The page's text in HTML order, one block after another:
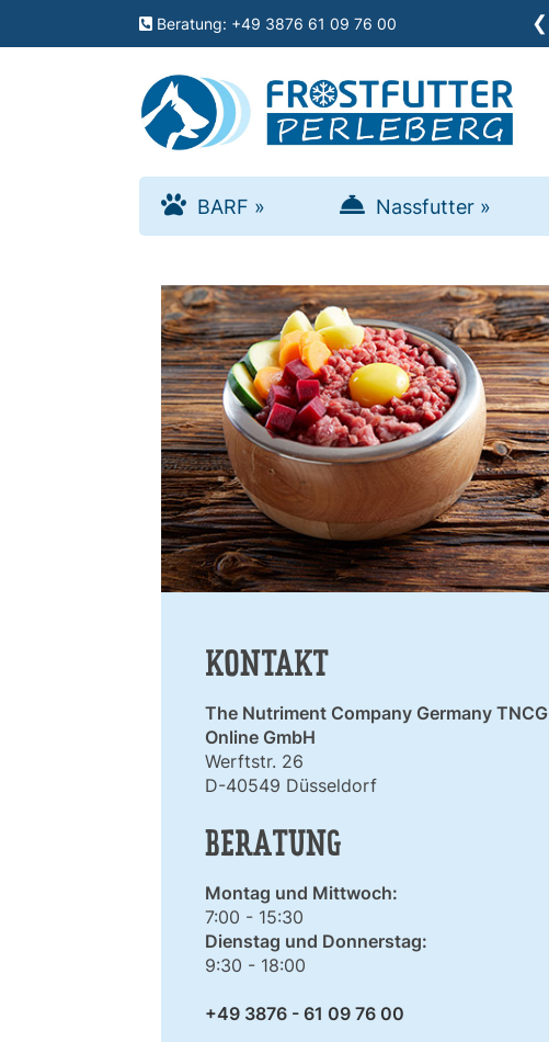
Beratung: +49 3876 61 09 76 00 ❮
BARF » Nassfutter »
schließen
KONTAKT
The Nutriment Company Germany TNCG
Online GmbH
Werftstr. 26
D-40549 Düsseldorf
BERATUNG
Montag und Mittwoch:
7:00 - 15:30
Dienstag und Donnerstag:
9:30 - 18:00
+49 3876 - 61 09 76 00